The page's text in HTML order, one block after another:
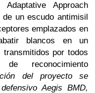
Approach
un escudo antimisil
emplazados en
blancos en un
por todos
reconocimiento
del proyecto se
Aegis BMD,